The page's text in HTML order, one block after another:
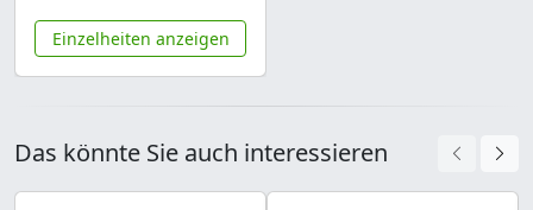
Einzelheiten anzeigen
Das könnte Sie auch interessieren